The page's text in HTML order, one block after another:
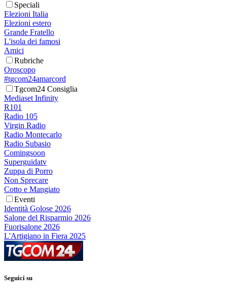
Speciali
Elezioni Italia
Elezioni estero
Grande Fratello
L'isola dei famosi
Amici
Rubriche
Oroscopo
#tgcom24amarcord
Tgcom24 Consiglia
Mediaset Infinity
R101
Radio 105
Virgin Radio
Radio Montecarlo
Radio Subasio
Comingsoon
Superguidatv
Zuppa di Porro
Non Sprecare
Cotto e Mangiato
Eventi
Identità Golose 2026
Salone del Risparmio 2026
Fuorisalone 2026
L'Artigiano in Fiera 2025
Seguici su